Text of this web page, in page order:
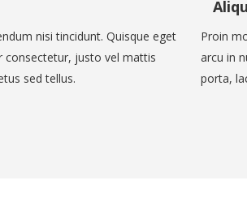
nisi tincidunt. Quisque eget
consectetur, justo vel mattis
sed tellus.
Proin
arcu in
porta,